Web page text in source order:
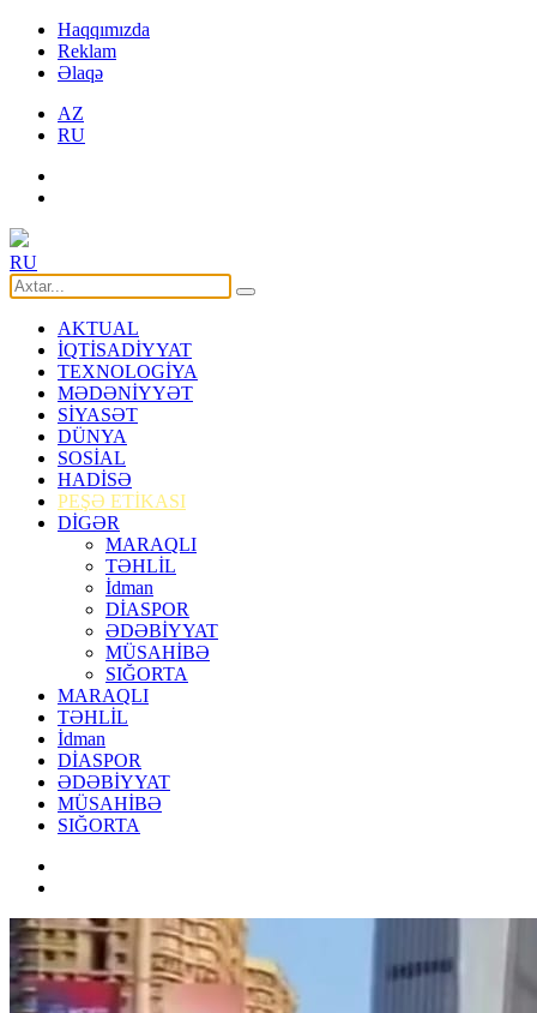
Haqqımızda
Reklam
Əlaqə
AZ
RU
RU
AKTUAL
İQTİSADİYYAT
TEXNOLOGİYA
MƏDƏNİYYƏT
SİYASƏT
DÜNYA
SOSİAL
HADİSƏ
PEŞƏ ETİKASI
DİGƏR
MARAQLI
TƏHLİL
İdman
DİASPOR
ƏDƏBİYYAT
MÜSAHİBƏ
SIĞORTA
MARAQLI
TƏHLİL
İdman
DİASPOR
ƏDƏBİYYAT
MÜSAHİBƏ
SIĞORTA